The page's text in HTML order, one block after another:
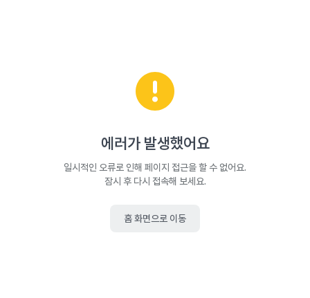
에러가 발생했어요
일시적인 오류로 인해 페이지 접근을 할 수 없어요.
잠시 후 다시 접속해 보세요.
홈 화면으로 이동